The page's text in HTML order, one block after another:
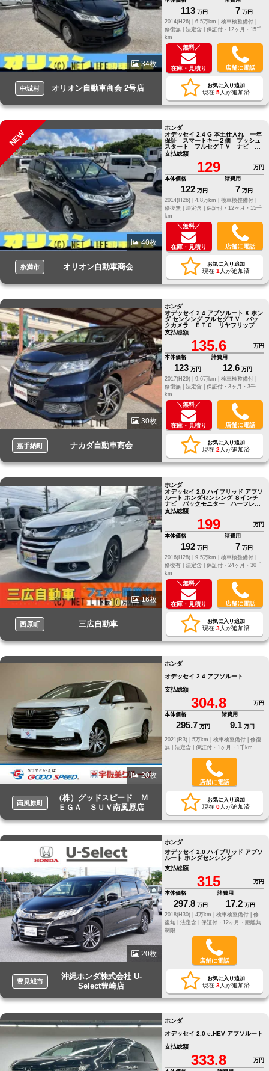
34枚
中城村 オリオン自動車商会 2号店
113 万円 7 万円
2014(H26) |
6.5万km |
検車検整備付 |
修復無 | 法定含 | 保証付・12ヶ月・15千
km
＼無料／
在庫・見積り 店舗に電話
お気に入り追加
現在 5人が追加済
NEW
40枚
糸満市 オリオン自動車商会
ホンダ
オデッセイ 2.4 G 本土仕入れ 一年
保証 スマートキー２個 プッシュ
スタート フルセグＴＶ ナビ バ
ックカメラ
支払総額
129
万円
本体価格
122 万円
諸費用
7 万円
2014(H26) |
4.8万km |
検車検整備付 |
修復無 | 法定含 | 保証付・12ヶ月・15千
km
＼無料／
在庫・見積り 店舗に電話
お気に入り追加
現在 1 人が追加済
30枚
嘉手納町 ナカダ自動車商会
ホンダ
オデッセイ 2.4 アブソルート X ホン
ダ センシング フルセグＴＶ バッ
クカメラ ＥＴＣ リヤフリップダ
ウンモニター クルーズコントロー
ル
支払総額
135.6
万円
本体価格
123 万円
諸費用
12.6 万円
2017(H29) |
9.6万km |
検車検整備付 |
修復無 | 法定含 | 保証付・3ヶ月・3千
km
＼無料／
在庫・見積り 店舗に電話
お気に入り追加
現在 2 人が追加済
16枚
西原町 三広自動車
ホンダ
オデッセイ 2.0 ハイブリッド アブソ
ルート ホンダセンシング ８インチ
ナビ バックモニター ハーフレザ
ーシート 両側パワースライドド
ア パワーシート
支払総額
199
万円
本体価格
192 万円
諸費用
7 万円
2016(H28) |
9.5万km |
検車検整備付 |
修復有 | 法定含 | 保証付・24ヶ月・30千
km
＼無料／
在庫・見積り 店舗に電話
お気に入り追加
現在 3人が追加済
20枚
南風原町
（株）グッドスピード Ｍ
ＥＧＡ ＳＵＶ南風原店
ホンダ
オデッセイ 2.4 アブソルート
支払総額
304.8
万円
本体価格
295.7 万円
諸費用
9.1 万円
修復
無 | 法定含 | 保証付・1ヶ月・1千km
店舗に電話
お気に入り追加
現在 0人が追加済
20枚
豊見城市
沖縄ホンダ株式会社 U-
Select豊崎店
ホンダ
オデッセイ 2.0 ハイブリッド アブソ
ルート ホンダセンシング
支払総額
315
万円
本体価格
297.8 万円
諸費用
17.2 万円
2018(H30) |
4万km | 検車検整備付 | 修
復無 | 法定含 | 保証付・12ヶ月・距離無
制限
店舗に電話
お気に入り追加
現在 3人が追加済
ホンダ
オデッセイ 2.0 e:HEV アブソルート
支払総額
333.8
万円